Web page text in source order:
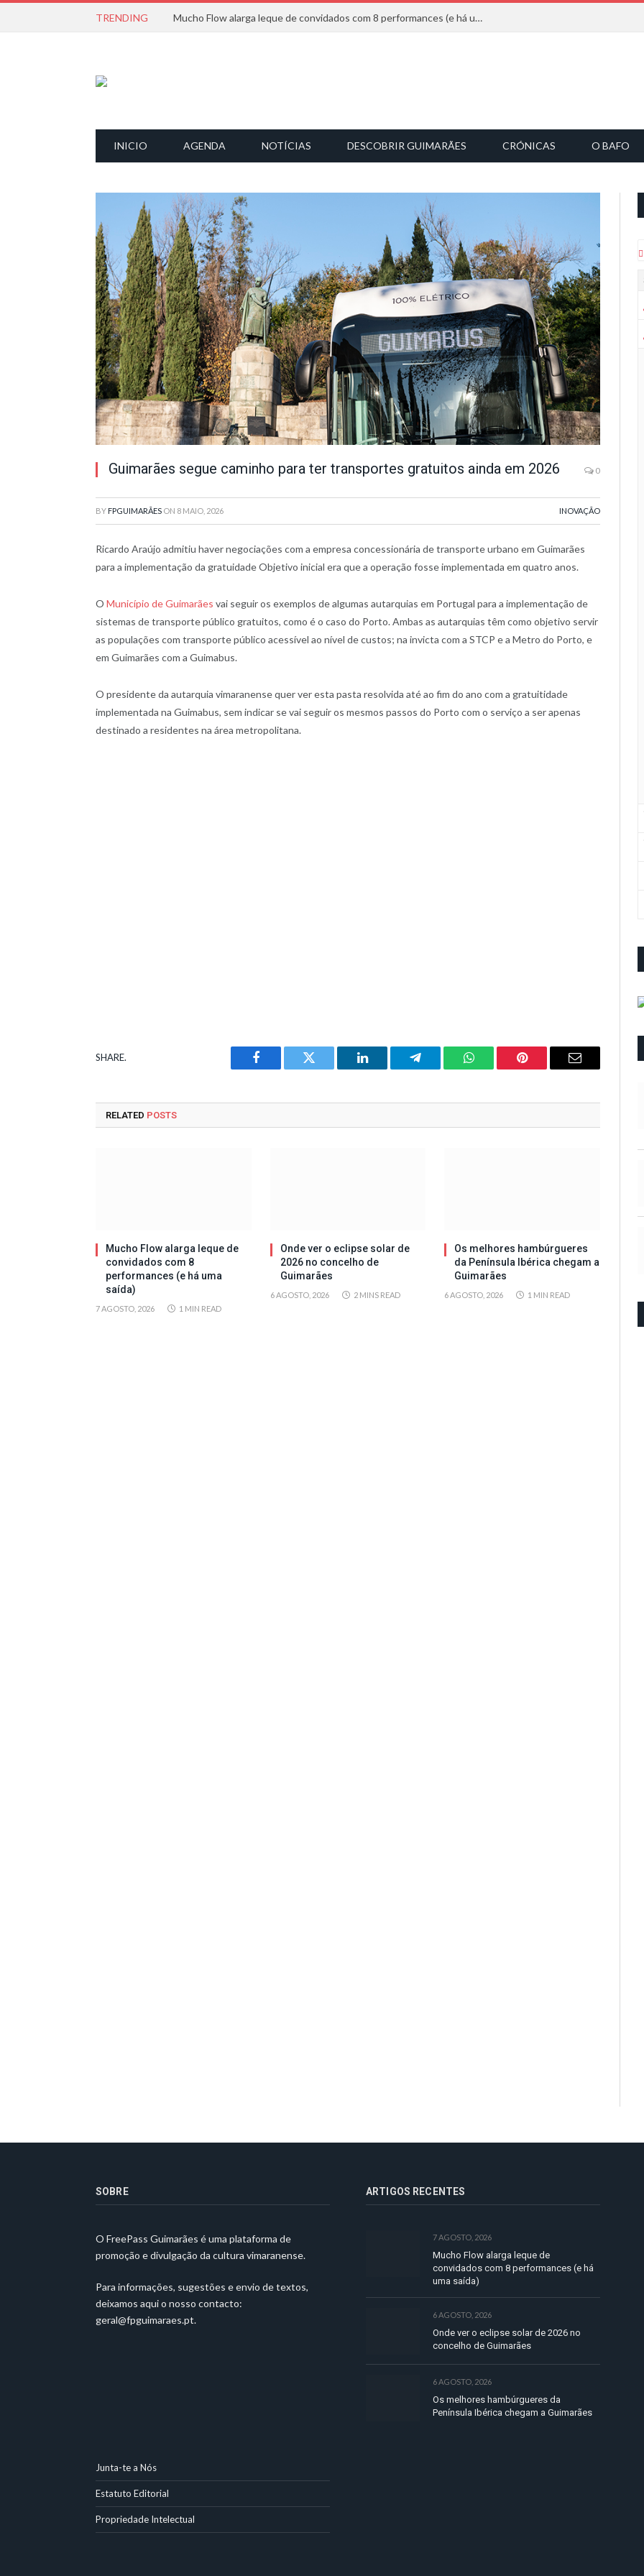
TRENDING Mucho Flow alarga leque de convidados com 8 performances (e há uma saída)
INICIO AGENDA NOTÍCIAS DESCOBRIR GUIMARÃES CRÓNICAS O BAFO
Guimarães segue caminho para ter transportes gratuitos ainda em 2026 0
BY FPGUIMARÃES ON 8 MAIO, 2026 INOVAÇÃO
Ricardo Araújo admitiu haver negociações com a empresa concessionária de transporte urbano em Guimarães
para a implementação da gratuidade Objetivo inicial era que a operação fosse implementada em quatro anos.
O Município de Guimarães vai seguir os exemplos de algumas autarquias em Portugal para a implementação de
sistemas de transporte público gratuitos, como é o caso do Porto. Ambas as autarquias têm como objetivo servir
as populações com transporte público acessível ao nível de custos; na invicta com a STCP e a Metro do Porto, e
em Guimarães com a Guimabus.
O presidente da autarquia vimaranense quer ver esta pasta resolvida até ao fim do ano com a gratuitidade
implementada na Guimabus, sem indicar se vai seguir os mesmos passos do Porto com o serviço a ser apenas
destinado a residentes na área metropolitana.
SHARE.
Facebook Twitter LinkedIn Telegram WhatsAppPinterest Email
RELATED POSTS
Mucho Flow alarga leque de
convidados com 8
performances (e há uma
saída)
7 AGOSTO, 2026 1 MIN READ
Onde ver o eclipse solar de
2026 no concelho de
Guimarães
6 AGOSTO, 2026 2 MINS READ
Os melhores hambúrgueres
da Península Ibérica chegam a
Guimarães
6 AGOSTO, 2026 1 MIN READ
SOBRE
O FreePass Guimarães é uma plataforma de
promoção e divulgação da cultura vimaranense.
Para informações, sugestões e envio de textos,
deixamos aqui o nosso contacto:
geral@fpguimaraes.pt.
ARTIGOS RECENTES
7 AGOSTO, 2026
Mucho Flow alarga leque de
convidados com 8 performances (e há
uma saída)
6 AGOSTO, 2026
Onde ver o eclipse solar de 2026 no
concelho de Guimarães
6 AGOSTO, 2026
Os melhores hambúrgueres da
Península Ibérica chegam a Guimarães
Junta-te a Nós
Estatuto Editorial
Propriedade Intelectual